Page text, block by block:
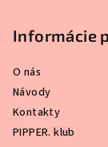
Informácie
O nás
Návody
Kontakty
PIPPER. klub